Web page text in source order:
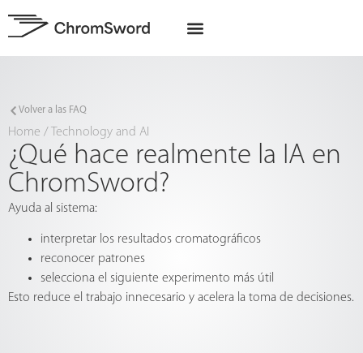
Volver a las FAQ
Home / Technology and AI
¿Qué hace realmente la IA en
ChromSword?
Ayuda al sistema:
interpretar los resultados cromatográficos
reconocer patrones
selecciona el siguiente experimento más útil
Esto reduce el trabajo innecesario y acelera la toma de decisiones.